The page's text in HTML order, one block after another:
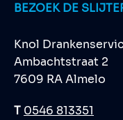
BEZOEK DE
Knol
Ambachtstraat 2
7609 RA Almelo
T 0546 813351